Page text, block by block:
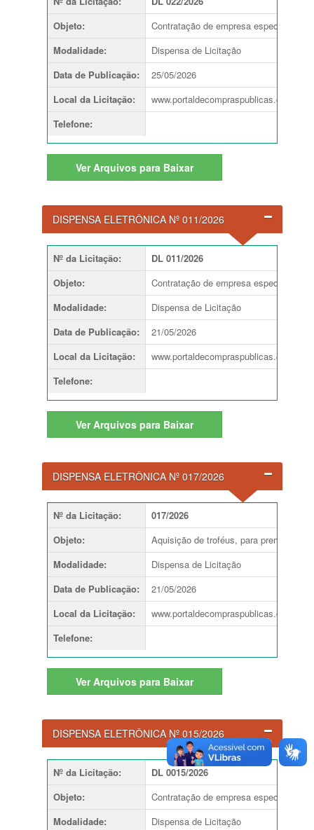
Objeto:
Contratação de empresa
Modalidade:
Dispensa de Licitação
Data de Publicação:
25/05/2026
Local da Licitação:
www.portaldecompraspublicas.com.br
Telefone:
Ver Arquivos para Baixar
DISPENSA ELETRÔNICA Nº 011/2026
Nº da Licitação:
DL 011/2026
Objeto:
Contratação de empresa
Modalidade:
Dispensa de Licitação
Data de Publicação:
21/05/2026
Local da Licitação:
www.portaldecompraspublicas.com.br
Telefone:
Ver Arquivos para Baixar
DISPENSA ELETRÔNICA Nº 017/2026
Nº da Licitação:
017/2026
Objeto:
Aquisição de troféus, para premiação
Modalidade: Dispensa de Licitação
Data de Publicação: 21/05/2026
Local da Licitação:
www.portaldecompraspublicas.com.br
Telefone:
Ver Arquivos para Baixar
DISPENSA ELETRÔNICA Nº 015/2026
Nº da Licitação:
DL 0015/2026
Objeto:
Contratação de empresa
Modalidade:
Dispensa de Licitação